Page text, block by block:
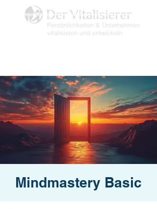
Persönlichkeiten & Unternehmen
vitalisieren und entwickeln
Mindmastery Basic